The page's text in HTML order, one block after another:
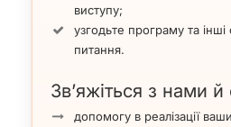
виступу;
узгодьте програму та інші
питання.
Зв’яжіться з нами
допомогу в реалізації